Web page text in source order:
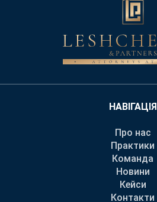
НАВІГАЦІЯ
Про нас
Практики
Команда
Новини
Кейси
Контакти